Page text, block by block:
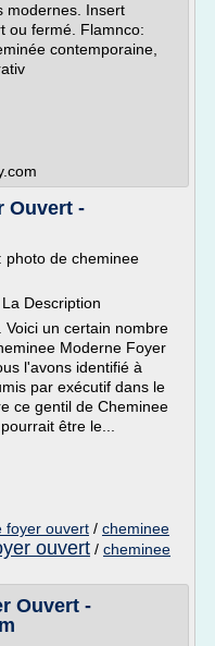
modernes. Insert
ou fermé. Flamnco:
contemporaine,
Ouvert -
photo de cheminee
Description
un certain nombre
Moderne Foyer
l'avons identifié à
par exécutif dans le
ce gentil de Cheminee
être le...
foyer ouvert / cheminee
ouvert / cheminee
Ouvert -